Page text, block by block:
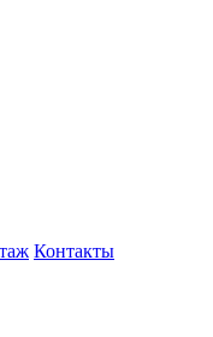
Контакты